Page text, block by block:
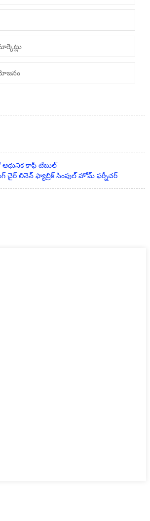
కాఫీ టేబుల్
చైర్ లినెన్ ఫ్యాబ్రిక్ సింపుల్ హోమ్ ఫర్నీచర్